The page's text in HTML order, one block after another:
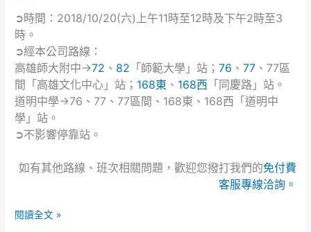
➲時間：2018/10/20(六)上午11時至12時及下午2時至3
時。
➲經本公司路線：
高雄師大附中→72 、 82 「師範大學」站；76 、77 、77區
間「高雄文化中心」站； 168東 、 168西 「同慶路」站。
道明中學→76、77、77區間、168東、168西「道明中
學」站。
➲不影響停靠站。
如有其他路線、班次相關問題，歡迎您撥打我們的免付費
客服專線洽詢。
學
入
學
考
試
中
心
學
高
閱讀全文 »